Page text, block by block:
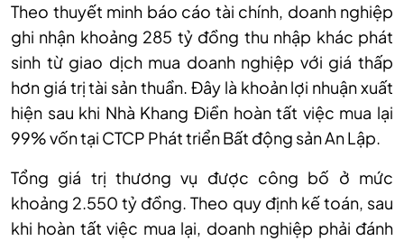
Theo thuyết minh báo cáo tài chính, doanh nghiệp
ghi nhận khoảng 285 tỷ đồng thu nhập khác phát
sinh từ giao dịch mua doanh nghiệp với giá thấp
hơn giá trị tài sản thuần. Đây là khoản lợi nhuận xuất
hiện sau khi Nhà Khang Điền hoàn tất việc mua lại
99% vốn tại CTCP Phát triển Bất động sản An Lập.
Tổng giá trị thương vụ được công bố ở mức
khoảng 2.550 tỷ đồng. Theo quy định kế toán, sau
khi hoàn tất việc mua lại, doanh nghiệp phải đánh